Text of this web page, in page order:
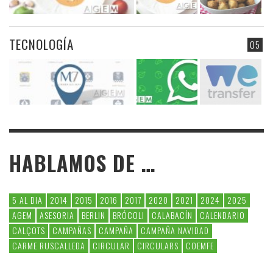
05
TECNOLOGÍA
HABLAMOS DE …
5 AL DIA 2014 2015 2016 2017 2020 2021 2024
2025
AGEM
ASESORIA BERLIN BRÓCOLI CALABACÍN
CALENDARIO
CALÇOTS
CAMPAÑAS CAMPAÑA
CAMPAÑA NAVIDAD
CARME RUSCALLEDA
CIRCULAR CIRCULARS
COEMFE